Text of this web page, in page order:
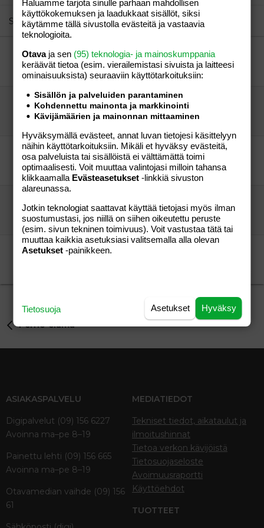
26
Trebuchet MS
Similar threads
mitä teette päivisin?
taustalla
Perhe-elämä
2
Perhe-elämä
07.04.2006
Snappis
Mitä teette
puolisonne kanssa
Perhe-elämä
25
Kuisma
Mitä teette SEIstä?
äippä Perhe-elämä
6
Perhe-elämä
21.05.2005
wwwwwww
Äitiliini
Perhe-elämä
3
Perhe-elämä
05.10.2006
Feeniks
mitä te teette tateista?
Perhe-elämä
ASIAKASPALVELU
Digipalvelut (09) 156 6227
Avoinna ma–pe 8–19
Painettu lehti (09) 156 665
Avoinna ma–pe 8–19
Otavamedian vaihde (09) 156
61
MEDIATIEDOT
Tekniset tiedot, aikataulut ja
ilmoitushinnat
Tietoa verkon kävijöistä
Tietosuojaseloste
Avoimuusraportti
Käyttöehdot
TUOTTEET
Haluamme tarjota sinulle parhaan mahdollisen
käyttökokemuksen ja laadukkaat sisällöt, siksi
käytämme tällä sivustolla evästeitä ja vastaavia
teknologioita.
Otavaja sen (95) teknologia- ja mainoskumppania
keräävät tietoa (esim. vierailemis­tasi sivuista ja laitteesi
ominaisuuk­sista) seuraaviin käyttötarkoituksiin:
Sisällön ja palveluiden parantaminen
Kohdennettu mainonta ja markkinointi
Kävijämäärien ja mainonnan mittaaminen
Hyväksymällä evästeet, annat luvan tietojesi käsittelyyn
näihin käyttötarkoituksiin. Mikäli et hyväksy evästeitä,
osa palveluista tai sisällöistä ei välttämättä toimi
optimaalisesti. Voit muuttaa valintojasi milloin tahansa
klikkaamalla Evästeasetukset -linkkiä sivuston
alareunassa.
Jotkin teknologiat saattavat käyttää tietojasi myös ilman
suostumustasi, jos niillä on siihen oikeutettu peruste
(esim. sivun tekninen toimivuus). Voit vastustaa tätä tai
muuttaa kaikkia asetuksiasi valitsemalla alla olevan
Asetukset -painikkeen.
Hyväksy
Asetukset
Tietosuoja